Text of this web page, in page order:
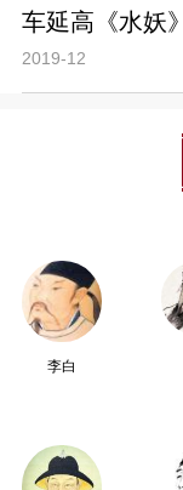
车延高《水妖》
2019-12
李白